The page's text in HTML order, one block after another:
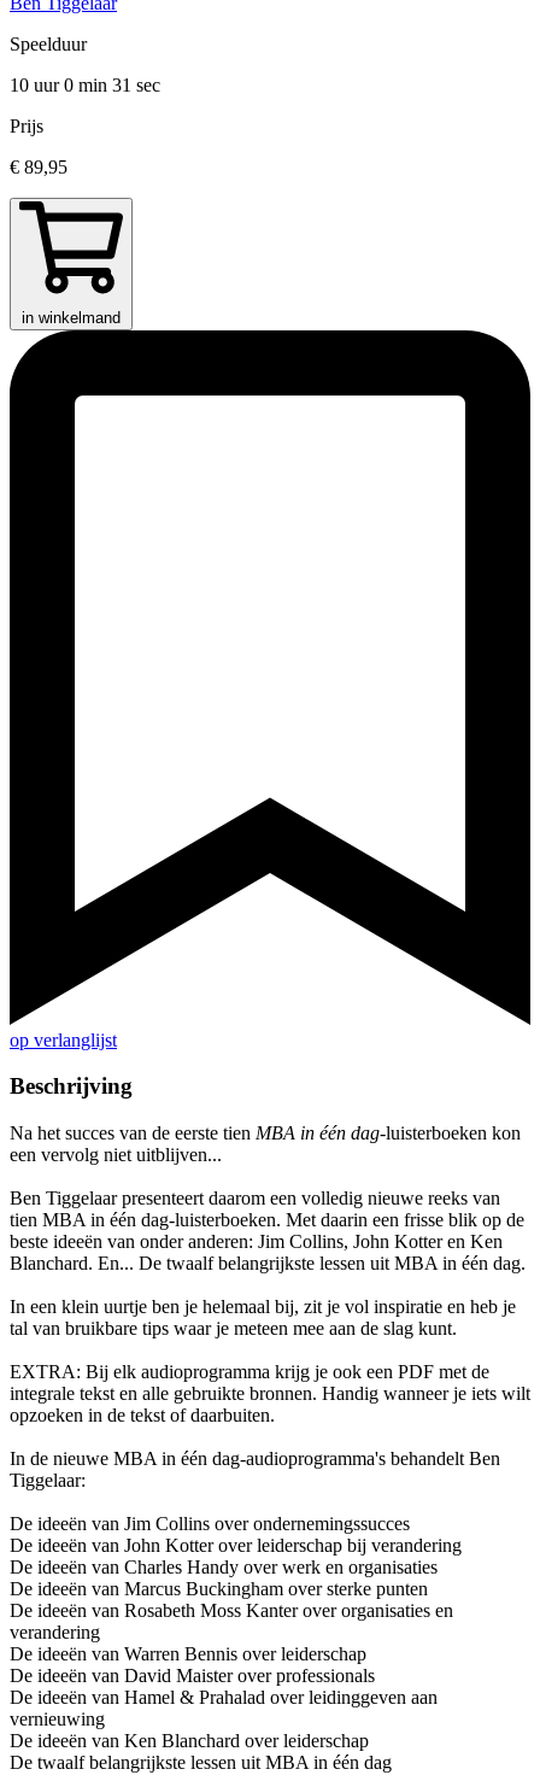
Speelduur
10 uur 0 min 31 sec
Prijs
€ 89,95
in winkelmand
op verlanglijst
Beschrijving
Na het succes van de eerste tien MBA in één dag-luisterboeken kon
een vervolg niet uitblijven...
Ben Tiggelaar presenteert daarom een volledig nieuwe reeks van
tien MBA in één dag-luisterboeken. Met daarin een frisse blik op de
beste ideeën van onder anderen: Jim Collins, John Kotter en Ken
Blanchard. En... De twaalf belangrijkste lessen uit MBA in één dag.
In een klein uurtje ben je helemaal bij, zit je vol inspiratie en heb je
tal van bruikbare tips waar je meteen mee aan de slag kunt.
EXTRA: Bij elk audioprogramma krijg je ook een PDF met de
integrale tekst en alle gebruikte bronnen. Handig wanneer je iets wilt
opzoeken in de tekst of daarbuiten.
In de nieuwe MBA in één dag-audioprogramma's behandelt Ben
Tiggelaar:
De ideeën van Jim Collins over ondernemingssucces
De ideeën van John Kotter over leiderschap bij verandering
De ideeën van Charles Handy over werk en organisaties
De ideeën van Marcus Buckingham over sterke punten
De ideeën van Rosabeth Moss Kanter over organisaties en
verandering
De ideeën van Warren Bennis over leiderschap
De ideeën van David Maister over professionals
De ideeën van Hamel & Prahalad over leidinggeven aan
vernieuwing
De ideeën van Ken Blanchard over leiderschap
De twaalf belangrijkste lessen uit MBA in één dag